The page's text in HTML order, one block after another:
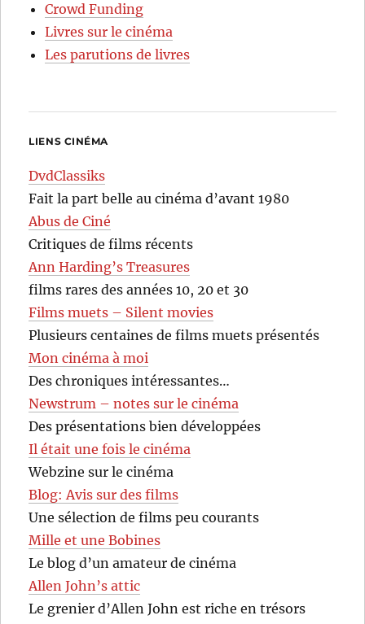
Crowd Funding
Livres sur le cinéma
Les parutions de livres
LIENS CINÉMA
DvdClassiks
Fait la part belle au cinéma d’avant 1980
Abus de Ciné
Critiques de films récents
Ann Harding’s Treasures
films rares des années 10, 20 et 30
Films muets – Silent movies
Plusieurs centaines de films muets présentés
Mon cinéma à moi
Des chroniques intéressantes…
Newstrum – notes sur le cinéma
Des présentations bien développées
Il était une fois le cinéma
Webzine sur le cinéma
Blog: Avis sur des films
Une sélection de films peu courants
Mille et une Bobines
Le blog d’un amateur de cinéma
Allen John’s attic
Le grenier d’Allen John est riche en trésors